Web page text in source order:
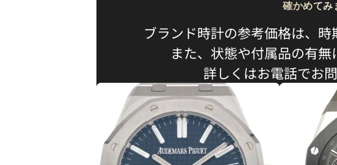
確かめてみ
ブランド時計の参考価格は、時
また、状態や付属品の有
詳しくはお電話でお